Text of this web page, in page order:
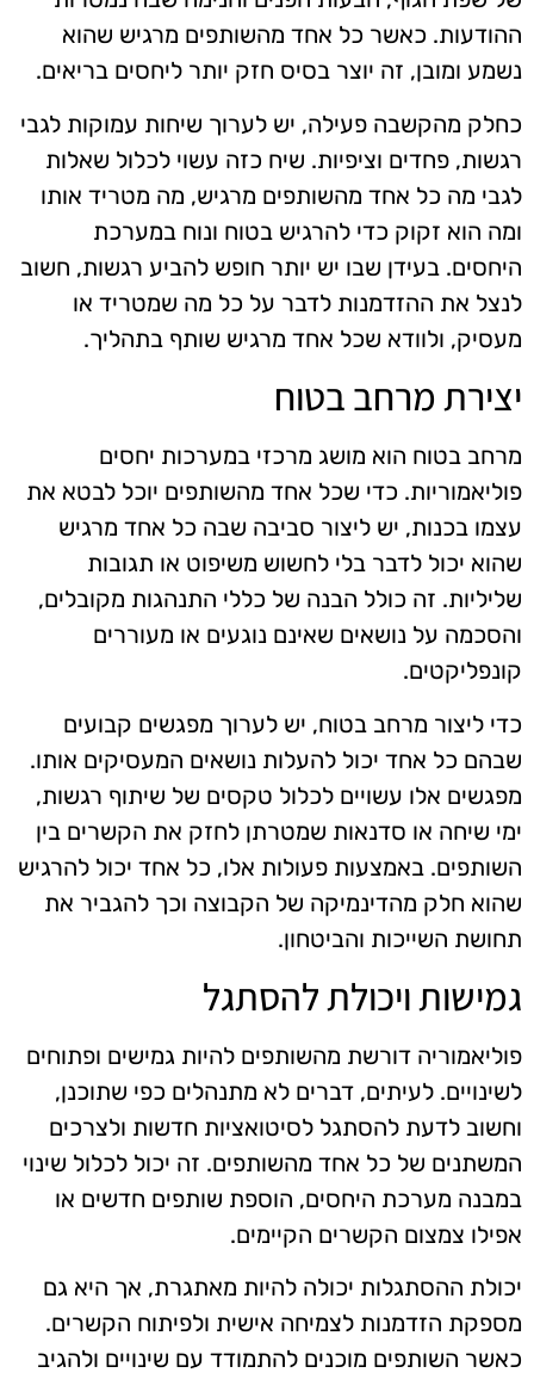
ההודעות. כאשר כל אחד מהשותפים מרגיש שהוא
נשמע ומובן, זה יוצר בסיס חזק יותר ליחסים בריאים.
כחלק מהקשבה פעילה, יש לערוך שיחות עמוקות לגבי
רגשות, פחדים וציפיות. שיח כזה עשוי לכלול שאלות
לגבי מה כל אחד מהשותפים מרגיש, מה מטריד אותו
ומה הוא זקוק כדי להרגיש בטוח ונוח במערכת
היחסים. בעידן שבו יש יותר חופש להביע רגשות, חשוב
לנצל את ההזדמנות לדבר על כל מה שמטריד או
מעסיק, ולוודא שכל אחד מרגיש שותף בתהליך.
יצירת מרחב בטוח
מרחב בטוח הוא מושג מרכזי במערכות יחסים
פוליאמוריות. כדי שכל אחד מהשותפים יוכל לבטא את
עצמו בכנות, יש ליצור סביבה שבה כל אחד מרגיש
שהוא יכול לדבר בלי לחשוש משיפוט או תגובות
שליליות. זה כולל הבנה של כללי התנהגות מקובלים,
והסכמה על נושאים שאינם נוגעים או מעוררים
קונפליקטים.
כדי ליצור מרחב בטוח, יש לערוך מפגשים קבועים
שבהם כל אחד יכול להעלות נושאים המעסיקים אותו.
מפגשים אלו עשויים לכלול טקסים של שיתוף רגשות,
ימי שיחה או סדנאות שמטרתן לחזק את הקשרים בין
השותפים. באמצעות פעולות אלו, כל אחד יכול להרגיש
שהוא חלק מהדינמיקה של הקבוצה וכך להגביר את
תחושת השייכות והביטחון.
גמישות ויכולת להסתגל
פוליאמוריה דורשת מהשותפים להיות גמישים ופתוחים
לשינויים. לעיתים, דברים לא מתנהלים כפי שתוכנן,
וחשוב לדעת להסתגל לסיטואציות חדשות ולצרכים
המשתנים של כל אחד מהשותפים. זה יכול לכלול שינוי
במבנה מערכת היחסים, הוספת שותפים חדשים או
אפילו צמצום הקשרים הקיימים.
יכולת ההסתגלות יכולה להיות מאתגרת, אך היא גם
מספקת הזדמנות לצמיחה אישית ולפיתוח הקשרים.
כאשר השותפים מוכנים להתמודד עם שינויים ולהגיב